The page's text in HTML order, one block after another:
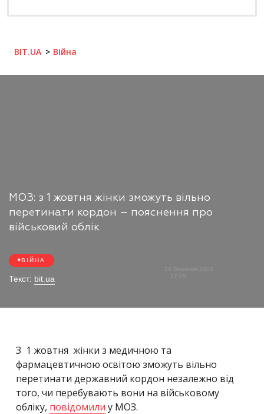
BIT.UA Війна
МОЗ: з 1 жовтня жінки зможуть вільно
перетинати кордон – пояснення про
військовий облік
ВІЙНА
Текст: bit.ua
26 Вересня 2023
17:29
З 1 жовтня жінки з медичною та
фармацевтичною освітою зможуть вільно
перетинати державний кордон незалежно від
того, чи перебувають вони на військовому
обліку, повідомили у МОЗ.